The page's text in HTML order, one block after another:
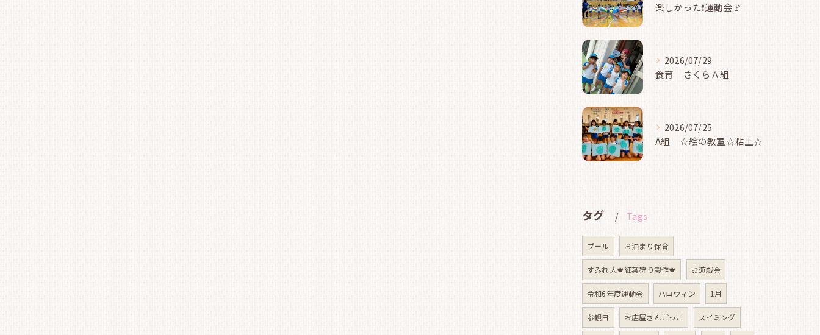
楽しかった❗運動会🚩
2026/07/29
食育 さくらＡ組
2026/07/25
A組 ☆絵の教室☆粘土☆
タグ Tags
プール お泊まり保育
すみれ大🍁紅葉狩り製作🍁 お遊戯会
令和6年度運動会 ハロウィン 1月
参観日 お店屋さんごっこ スイミング